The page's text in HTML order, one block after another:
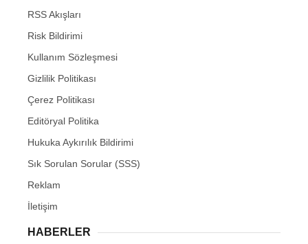
RSS Akışları
Risk Bildirimi
Kullanım Sözleşmesi
Gizlilik Politikası
Çerez Politikası
Editöryal Politika
Hukuka Aykırılık Bildirimi
Sık Sorulan Sorular (SSS)
Reklam
İletişim
HABERLER